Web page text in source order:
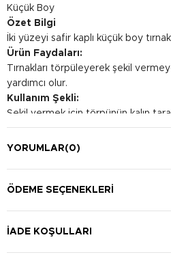
Küçük Boy
Özet Bilgi
İki yüzeyi safir kaplı küçük boy
Ürün Faydaları:
Tırnakları törpüleyerek şekil
yardımcı olur.
Kullanım Şekli:
Şekil vermek için törpünün kalın
tarafını kullanabilirsiniz.
YORUMLAR(0)
ÖDEME SEÇENEKLERI
İADE KOŞULLARI